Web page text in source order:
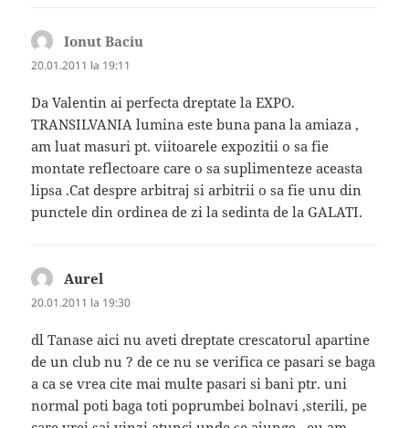
Ionut Baciu
20.01.2011 la 19:11
Da Valentin ai perfecta dreptate la EXPO.
TRANSILVANIA lumina este buna pana la amiaza ,
am luat masuri pt. viitoarele expozitii o sa fie
montate reflectoare care o sa suplimenteze aceasta
lipsa .Cat despre arbitraj si arbitrii o sa fie unu din
punctele din ordinea de zi la sedinta de la GALATI.
Aurel
20.01.2011 la 19:30
dl Tanase aici nu aveti dreptate crescatorul apartine
de un club nu ? de ce nu se verifica ce pasari se baga
a ca se vrea cite mai multe pasari si bani ptr. uni
normal poti baga toti poprumbei bolnavi ,sterili, pe